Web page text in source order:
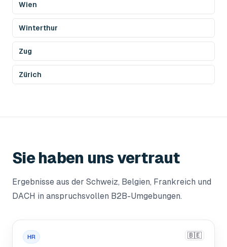
Wien
Winterthur
Zug
Zürich
Sie haben uns vertraut
Ergebnisse aus der Schweiz, Belgien, Frankreich und
DACH in anspruchsvollen B2B-Umgebungen.
HR 🇧🇪